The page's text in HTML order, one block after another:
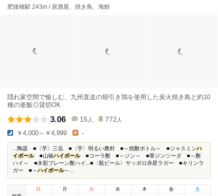
肥後橋駅 243m / 居酒屋、焼き鳥、海鮮
隠れ家空間で愉しむ、九州直送の朝引き鶏を使用した炭火焼き鳥と約10
種の釜飯◎貸切OK
3.06 15 人 772 人
￥4,000～￥4,999 -
...陶器 ■〈芋〉三岳 ■〈芋〉明るい農村 ■～焼酎ボトル～ ■ジャスミンハ
イボール■山椒ハイボール■コーラ酎 ■～ジン～ ■翠ジンソーダ ■～酎
ハイ～ ■氷彩プレーン酎ハイ...■〈瓶ビール〉サッポロ赤星ラガー ■キリンラ
ガー ■～ハイボール～...
日 月 火 水 木 金 土